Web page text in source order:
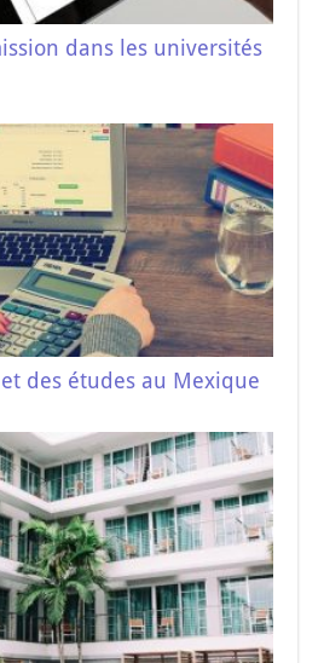
dans les universités
des études au Mexique